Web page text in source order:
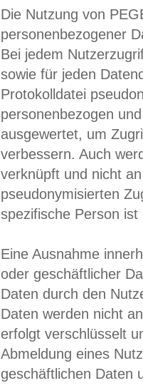
Die Nutzung von
personenbezogener
Bei jedem
sowie für jeden
Protokolldatei
personenbezogen
ausgewertet, um
verbessern. Auch
verknüpft und nicht
pseudonymisierten
spezifische Person
Eine Ausnahme
oder geschäftlicher
Daten durch den
Daten werden nicht
erfolgt verschlüsselt
Abmeldung eines
geschäftlichen Daten